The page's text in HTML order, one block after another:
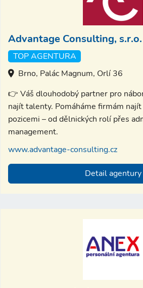
Advantage Consulting, s.r.o.
TOP AGENTURA
Brno, Palác Magnum, Orlí 36
👉 Váš dlouhodobý partner pro
najít talenty. Pomáháme firmám
pozicemi – od dělnických rolí přes
management.
www.advantage-consulting.cz
Detail agentury